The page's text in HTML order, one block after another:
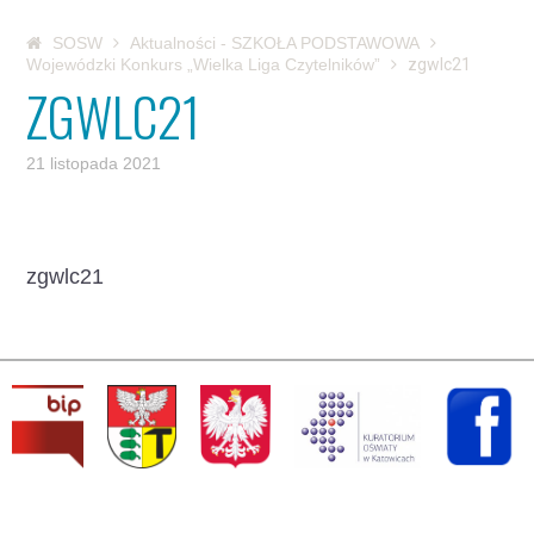
SOSW
Aktualności - SZKOŁA PODSTAWOWA
Wojewódzki Konkurs „Wielka Liga Czytelników”
zgwlc21
ZGWLC21
21 listopada 2021
zgwlc21